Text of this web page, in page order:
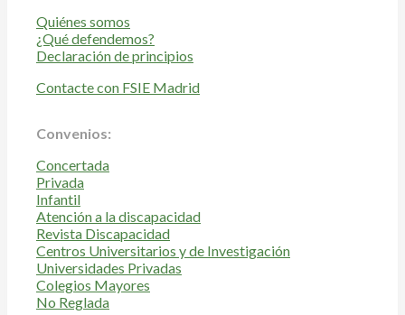
Quiénes somos
¿Qué defendemos?
Declaración de principios
Contacte con FSIE Madrid
Convenios:
Concertada
Privada
Infantil
Atención a la discapacidad
Revista Discapacidad
Centros Universitarios y de Investigación
Universidades Privadas
Colegios Mayores
No Reglada